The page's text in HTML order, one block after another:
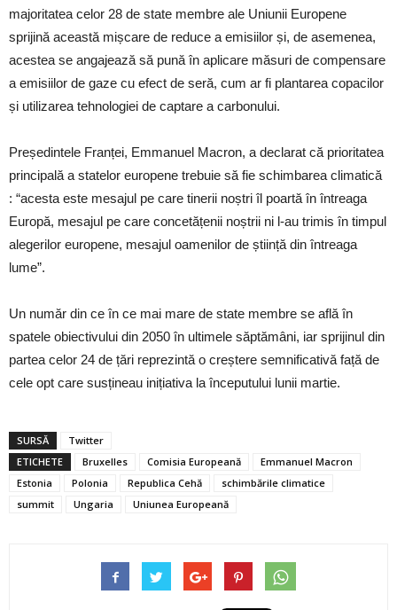
majoritatea celor 28 de state membre ale Uniunii Europene
sprijină această mișcare de reduce a emisiilor și, de asemenea,
acestea se angajează să pună în aplicare măsuri de compensare
a emisiilor de gaze cu efect de seră, cum ar fi plantarea copacilor
și utilizarea tehnologiei de captare a carbonului.
Președintele Franței, Emmanuel Macron, a declarat că prioritatea
principală a statelor europene trebuie să fie schimbarea climatică
: “acesta este mesajul pe care tinerii noștri îl poartă în întreaga
Europă, mesajul pe care concetățenii noștrii ni l-au trimis în timpul
alegerilor europene, mesajul oamenilor de știință din întreaga
lume”.
Un număr din ce în ce mai mare de state membre se află în
spatele obiectivului din 2050 în ultimele săptămâni, iar sprijinul din
partea celor 24 de țări reprezintă o creștere semnificativă față de
cele opt care susțineau inițiativa la începutului lunii martie.
SURSĂ
Twitter
ETICHETE
Bruxelles Comisia Europeană
Emmanuel Macron
Estonia
Polonia Republica Cehă
schimbările climatice
summit
Ungaria Uniunea Europeană